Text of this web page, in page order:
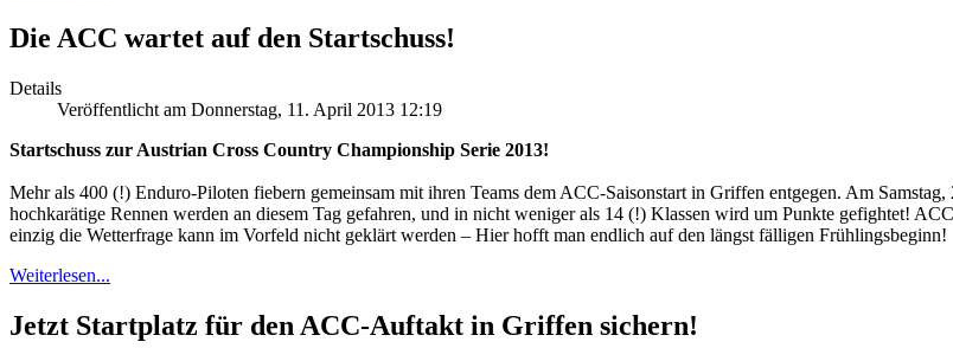
Die ACC wartet auf den Startschuss!
Details
Veröffentlicht am Donnerstag, 11. April 2013 12:19
Startschuss zur Austrian Cross Country Championship Serie 2013!
Mehr als 400 (!) Enduro-Piloten fiebern gemeinsam mit ihren Teams dem ACC-Saisonstart in Griffen entgegen. Am
hochkarätige Rennen werden an diesem Tag gefahren, und in nicht weniger als 14 (!) Klassen wird um Punkte gefightet!
einzig die Wetterfrage kann im Vorfeld nicht geklärt werden – Hier hofft man endlich auf den längst fälligen Frühlingsbeginn!
Weiterlesen...
Jetzt Startplatz für den ACC-Auftakt in Griffen sichern!